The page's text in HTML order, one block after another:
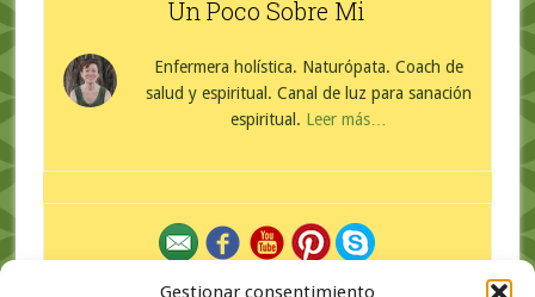
Gestionar consentimiento
Un Poco Sobre Mi
Enfermera holística. Naturópata. Coach de
salud y espiritual. Canal de luz para sanación
espiritual. Leer más…